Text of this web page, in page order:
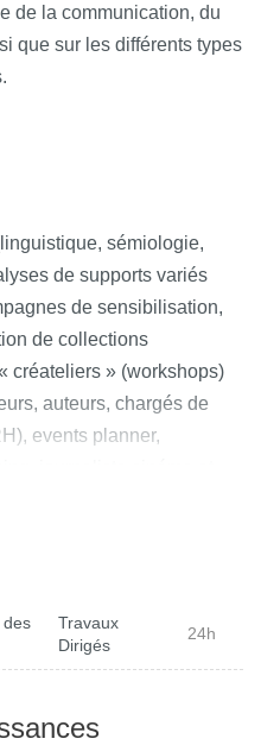
de la communication, du
que sur les différents types
sémiologie,
de supports variés
de sensibilisation,
de collections
créateliers » (workshops)
auteurs, chargés de
events planner,
professionnelles
projet de communication
de prendre conscience de
être exploitées dans le
des
Travaux
Dirigés
24h